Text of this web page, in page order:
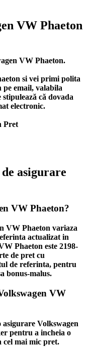
VW Phaeton
VW Phaeton.
si vei primi polita
pe email, valabila
că dovada
electronic.
asigurare
VW Phaeton?
VW Phaeton variaza
actualizat in
Phaeton este 2198-
de pret cu
de referinta, pentru
bonus-malus.
VW
Volkswagen
pentru a incheia o
cel mai mic pret.